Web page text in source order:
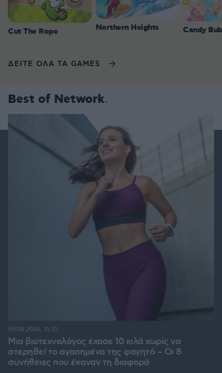
Cut The Rope Northern Heights Candy
ΔΕΙΤΕ ΟΛΑ ΤΑ GAMES
Best of Network
Μια βιοτεχνολόγος έχασε 10 κιλά χωρίς να
στερηθεί το αγαπημένο της φαγητό – Οι 8
συνήθειες που έκαναν τη διαφορά
09.08.2026, 15:35